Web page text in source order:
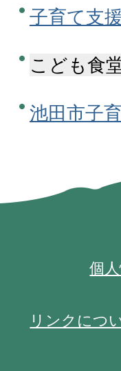
子育て支
こども食
池田市子
個
リンクにつ